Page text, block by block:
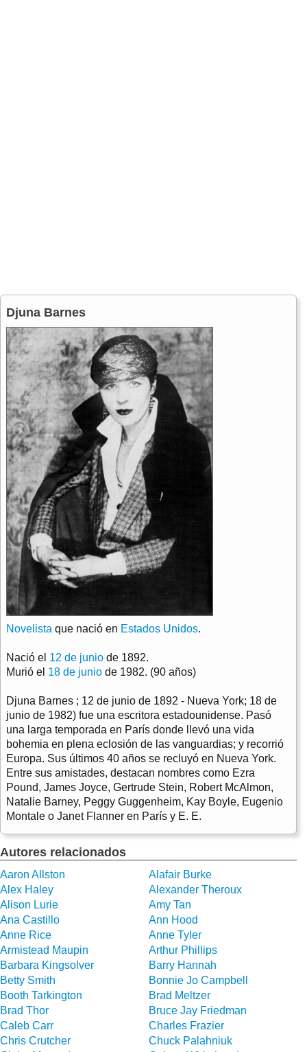
Djuna Barnes
Novelista que nació en Estados Unidos.
Nació el 12 de junio de 1892.
Murió el 18 de junio de 1982. (90 años)
Djuna Barnes ; 12 de junio de 1892 - Nueva York; 18 de
junio de 1982) fue una escritora estadounidense. Pasó
una larga temporada en París donde llevó una vida
bohemia en plena eclosión de las vanguardias; y recorrió
Europa. Sus últimos 40 años se recluyó en Nueva York.
Entre sus amistades, destacan nombres como Ezra
Pound, James Joyce, Gertrude Stein, Robert McAlmon,
Natalie Barney, Peggy Guggenheim, Kay Boyle, Eugenio
Montale o Janet Flanner en París y E. E.
Autores relacionados
Aaron Allston
Alafair Burke
Alex Haley
Alexander Theroux
Alison Lurie
Amy Tan
Ana Castillo
Ann Hood
Anne Rice
Anne Tyler
Armistead Maupin
Arthur Phillips
Barbara Kingsolver
Barry Hannah
Betty Smith
Bonnie Jo Campbell
Booth Tarkington
Brad Meltzer
Brad Thor
Bruce Jay Friedman
Caleb Carr
Charles Frazier
Chris Crutcher
Chuck Palahniuk